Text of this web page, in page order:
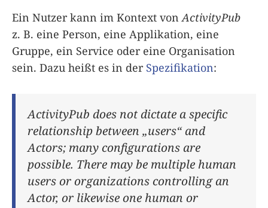
Ein Nutzer kann im Kontext von ActivityPub
z. B. eine Person, eine Applikation, eine
Gruppe, ein Service oder eine Organisation
sein. Dazu heißt es in der Spezifikation:
ActivityPub does not dictate a specific
relationship between „users“ and
Actors; many configurations are
possible. There may be multiple human
users or organizations controlling an
Actor, or likewise one human or